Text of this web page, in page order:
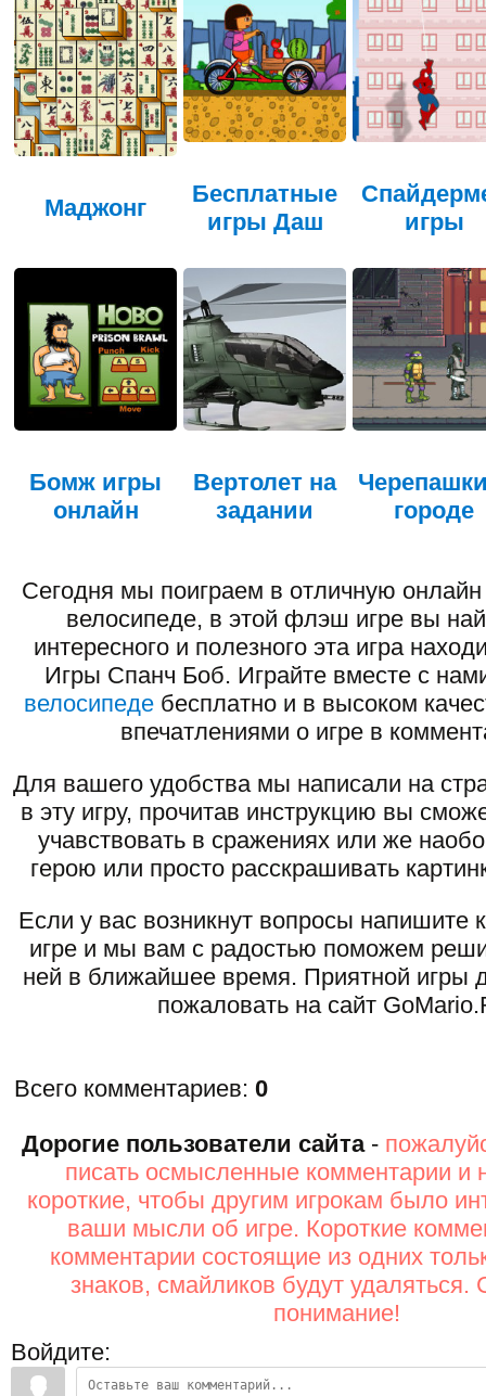
Маджонг
Бесплатные
игры Даш
игры
Бомж игры
онлайн
Вертолет на
задании
городе
Сегодня мы поиграем в отличную онлайн
велосипеде, в этой флэш игре вы
интересного и полезного эта игра
Игры Спанч Боб. Играйте вместе с
велосипеде бесплатно и в высоком
впечатлениями о игре в
Для вашего удобства мы написали на
в эту игру, прочитав инструкцию вы
учавствовать в сражениях или же
герою или просто расскрашивать
Если у вас возникнут вопросы напишите
игре и мы вам с радостью поможем
ней в ближайшее время. Приятной игры
пожаловать на сайт
Всего комментариев: 0
Дорогие пользователи сайта-
писать осмысленные комментарии и
короткие, чтобы другим игрокам было
ваши мысли об игре. Короткие
комментарии состоящие из одних
знаков, смайликов будут удаляться.
понимание!
Войдите: